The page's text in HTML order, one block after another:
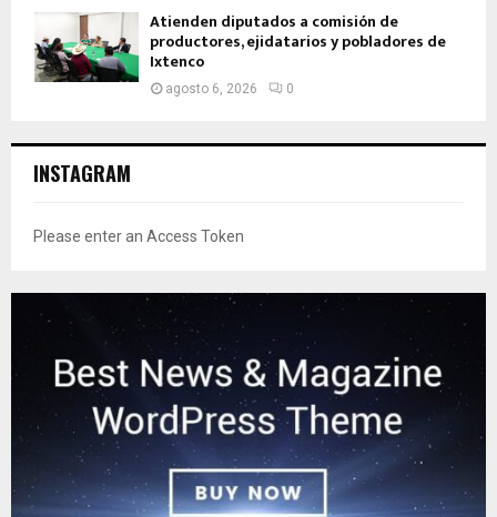
Atienden diputados a comisión de
productores, ejidatarios y pobladores de
Ixtenco
agosto 6, 2026 0
INSTAGRAM
Please enter an Access Token